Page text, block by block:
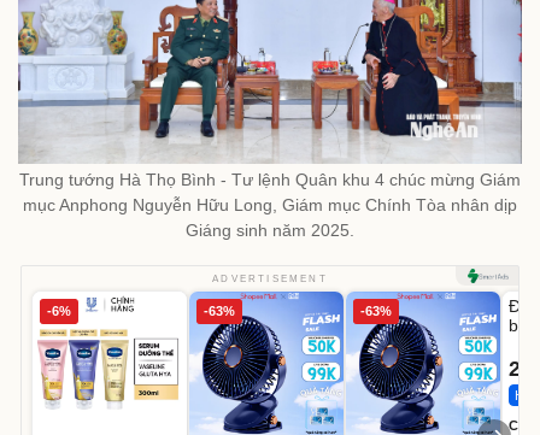
Trung tướng Hà Thọ Bình - Tư lệnh Quân khu 4 chúc mừng Giám
mục Anphong Nguyễn Hữu Long, Giám mục Chính Tòa nhân dịp
Giáng sinh năm 2025.
ADVERTISEMENT
-6% -63% -63%
Đai
bé
Hot